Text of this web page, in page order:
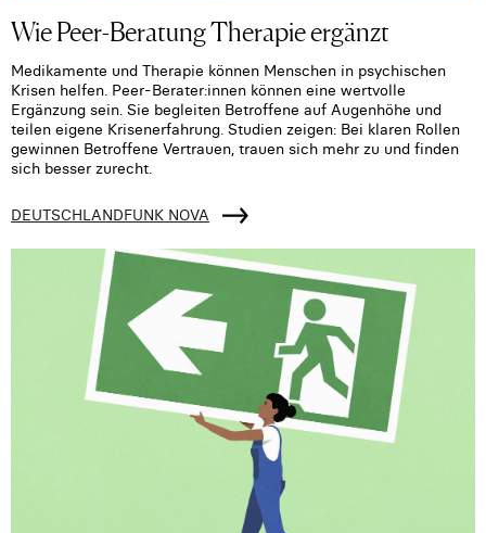
Wie Peer-Beratung Therapie ergänzt
Medikamente und Therapie können Menschen in psychischen
Krisen helfen. Peer-Berater:innen können eine wertvolle
Ergänzung sein. Sie begleiten Betroffene auf Augenhöhe und
teilen eigene Krisenerfahrung. Studien zeigen: Bei klaren Rollen
gewinnen Betroffene Vertrauen, trauen sich mehr zu und finden
sich besser zurecht.
DEUTSCHLANDFUNK NOVA